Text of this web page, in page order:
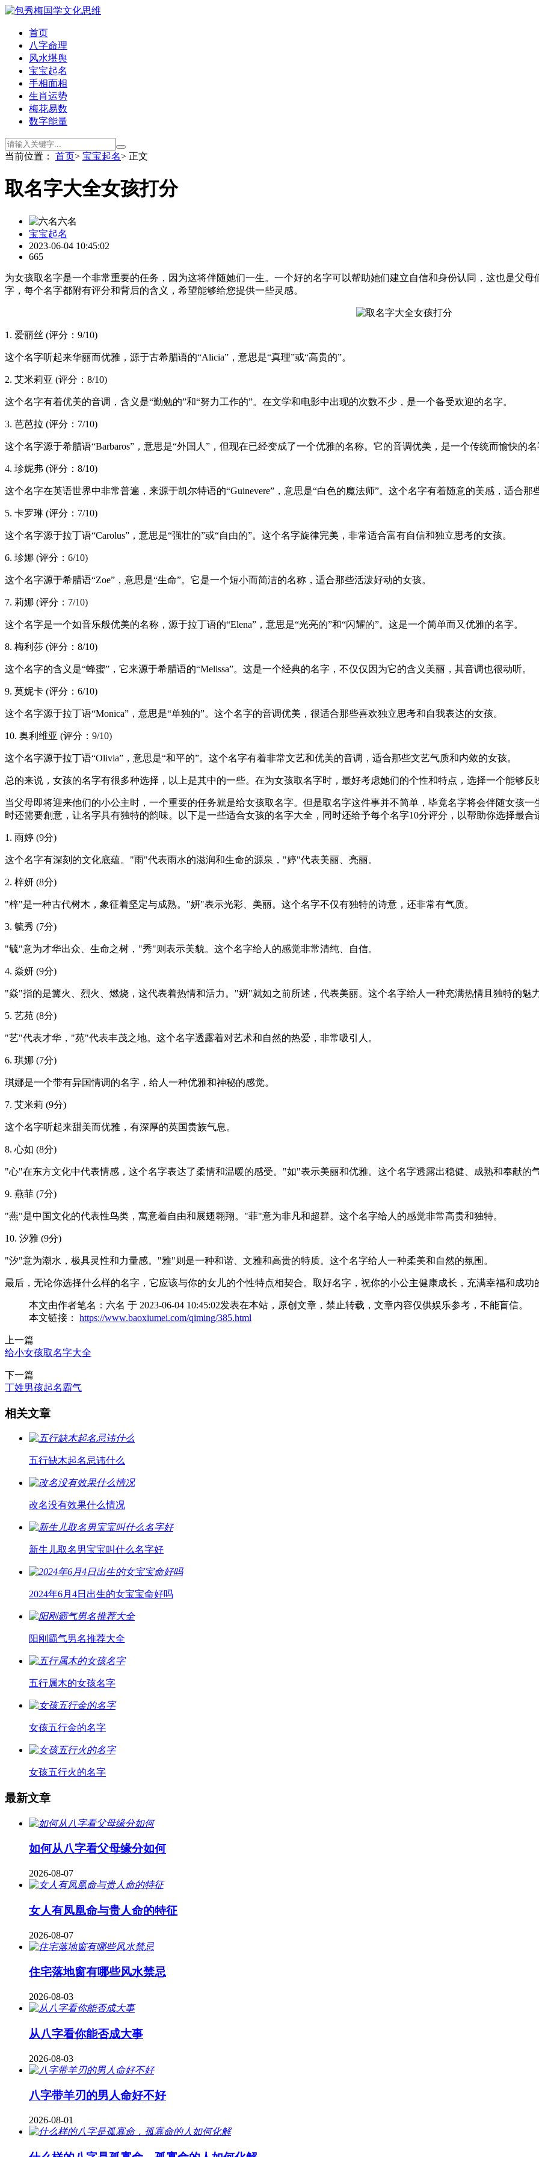
首页
八字命理
风水堪舆
宝宝起名
手相面相
生肖运势
梅花易数
数字能量
当前位置： 首页> 宝宝起名> 正文
取名字大全女孩打分
六名
宝宝起名
2023-06-04 10:45:02
665
为女孩取名字是一个非常重要的任务，因为这将伴随她们一生。一个好的名字可以帮助她们建立自信和身份认同，这也是父
字，每个名字都附有评分和背后的含义，希望能够给您提供一些灵感。
1. 爱丽丝 (评分：9/10)
这个名字听起来华丽而优雅，源于古希腊语的“Alicia”，意思是“真理”或“高贵的”。
2. 艾米莉亚 (评分：8/10)
这个名字有着优美的音调，含义是“勤勉的”和“努力工作的”。在文学和电影中出现的次数不少，是一个备受欢迎的名字。
3. 芭芭拉 (评分：7/10)
这个名字源于希腊语“Barbaros”，意思是“外国人”，但现在已经变成了一个优雅的名称。它的音调优美，是一个传统而愉快的名
4. 珍妮弗 (评分：8/10)
这个名字在英语世界中非常普遍，来源于凯尔特语的“Guinevere”，意思是“白色的魔法师”。这个名字有着随意的美感，适合那
5. 卡罗琳 (评分：7/10)
这个名字源于拉丁语“Carolus”，意思是“强壮的”或“自由的”。这个名字旋律完美，非常适合富有自信和独立思考的女孩。
6. 珍娜 (评分：6/10)
这个名字源于希腊语“Zoe”，意思是“生命”。它是一个短小而简洁的名称，适合那些活泼好动的女孩。
7. 莉娜 (评分：7/10)
这个名字是一个如音乐般优美的名称，源于拉丁语的“Elena”，意思是“光亮的”和“闪耀的”。这是一个简单而又优雅的名字。
8. 梅利莎 (评分：8/10)
这个名字的含义是“蜂蜜”，它来源于希腊语的“Melissa”。这是一个经典的名字，不仅仅因为它的含义美丽，其音调也很动听。
9. 莫妮卡 (评分：6/10)
这个名字源于拉丁语“Monica”，意思是“单独的”。这个名字的音调优美，很适合那些喜欢独立思考和自我表达的女孩。
10. 奥利维亚 (评分：9/10)
这个名字源于拉丁语“Olivia”，意思是“和平的”。这个名字有着非常文艺和优美的音调，适合那些文艺气质和内敛的女孩。
总的来说，女孩的名字有很多种选择，以上是其中的一些。在为女孩取名字时，最好考虑她们的个性和特点，选择一个能够反
当父母即将迎来他们的小公主时，一个重要的任务就是给女孩取名字。但是取名字这件事并不简单，毕竟名字将会伴随女孩
时还需要創意，让名字具有独特的韵味。以下是一些适合女孩的名字大全，同时还给予每个名字10分评分，以帮助你选择最合
1. 雨婷 (9分)
这个名字有深刻的文化底蕴。"雨"代表雨水的滋润和生命的源泉，"婷"代表美丽、亮丽。
2. 梓妍 (8分)
"梓"是一种古代树木，象征着坚定与成熟。"妍"表示光彩、美丽。这个名字不仅有独特的诗意，还非常有气质。
3. 毓秀 (7分)
"毓"意为才华出众、生命之树，"秀"则表示美貌。这个名字给人的感觉非常清纯、自信。
4. 焱妍 (9分)
"焱"指的是篝火、烈火、燃烧，这代表着热情和活力。"妍"就如之前所述，代表美丽。这个名字给人一种充满热情且独特的魅力
5. 艺苑 (8分)
"艺"代表才华，"苑"代表丰茂之地。这个名字透露着对艺术和自然的热爱，非常吸引人。
6. 琪娜 (7分)
琪娜是一个带有异国情调的名字，给人一种优雅和神秘的感觉。
7. 艾米莉 (9分)
这个名字听起来甜美而优雅，有深厚的英国贵族气息。
8. 心如 (8分)
"心"在东方文化中代表情感，这个名字表达了柔情和温暖的感受。"如"表示美丽和优雅。这个名字透露出稳健、成熟和奉献的气
9. 燕菲 (7分)
"燕"是中国文化的代表性鸟类，寓意着自由和展翅翱翔。"菲"意为非凡和超群。这个名字给人的感觉非常高贵和独特。
10. 汐雅 (9分)
"汐"意为潮水，极具灵性和力量感。"雅"则是一种和谐、文雅和高贵的特质。这个名字给人一种柔美和自然的氛围。
最后，无论你选择什么样的名字，它应该与你的女儿的个性特点相契合。取好名字，祝你的小公主健康成长，充满幸福和成功
本文由作者笔名：六名 于 2023-06-04 10:45:02发表在本站，原创文章，禁止转载，文章内容仅供娱乐参考，不能盲信。
本文链接： https://www.baoxiumei.com/qiming/385.html
上一篇
给小女孩取名字大全
下一篇
丁姓男孩起名霸气
相关文章
五行缺木起名忌讳什么
改名没有效果什么情况
新生儿取名男宝宝叫什么名字好
2024年6月4日出生的女宝宝命好吗
阳刚霸气男名推荐大全
五行属木的女孩名字
女孩五行金的名字
女孩五行火的名字
最新文章
如何从八字看父母缘分如何
2026-08-07
女人有凤凰命与贵人命的特征
2026-08-07
住宅落地窗有哪些风水禁忌
2026-08-03
从八字看你能否成大事
2026-08-03
八字带羊刃的男人命好不好
2026-08-01